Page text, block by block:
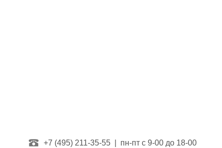
+7 (495) 211-35-55 | пн-пт с 9-00 до 18-00